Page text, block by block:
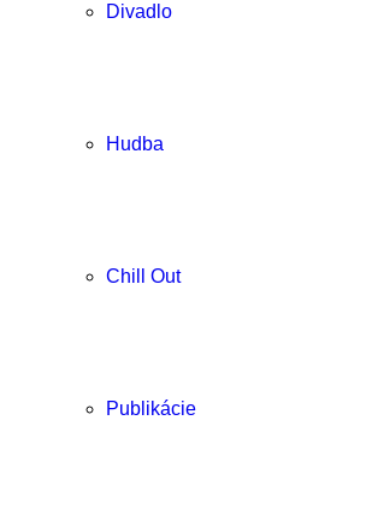
Divadlo
Hudba
Chill Out
Publikácie